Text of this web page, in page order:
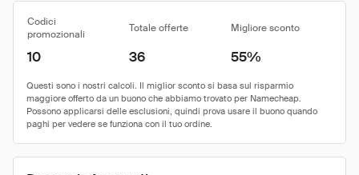
Codici
promozionali
Totale offerte Migliore sconto
10 36 55%